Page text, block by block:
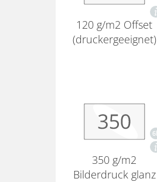
120 g/m2 Offset
(druckergeeignet)
350 g/m2
Bilderdruck glanz